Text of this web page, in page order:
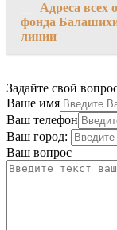
Адреса всех
фонда
линии
Задайте свой
Ваше имя
Ваш телефон
Ваш город:
Ваш вопрос